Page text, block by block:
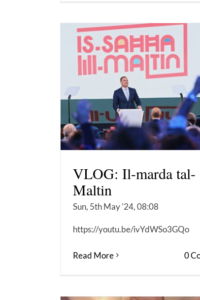
VLOG: Il-marda tal-
Maltin
Sun, 5th May '24, 08:08
https://youtu.be/ivYdWSo3GQo
Read More 0